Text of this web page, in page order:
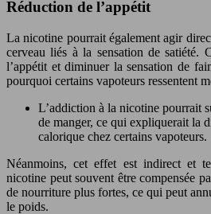
Réduction de l’appétit
La nicotine pourrait également agir
cerveau liés à la sensation de satiété.
l’appétit et diminuer la sensation de
pourquoi certains vapoteurs ressentent
L’addiction à la nicotine pourrait
de manger, ce qui expliquerait la
calorique chez certains vapoteurs.
Néanmoins, cet effet est indirect et
nicotine peut souvent être compensée
de nourriture plus fortes, ce qui peut
le poids.